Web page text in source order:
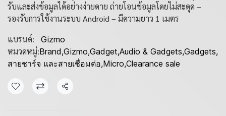
รับและส่งข้อมูลได้อย่างง่ายดาย ถ่ายโอนข้อมูลโดยไม่สะดุด –
รองรับการใช้งานระบบ Android – มีความยาว 1 เมตร
แบรนด์:
Gizmo
หมวดหมู่:Brand,Gizmo,Gadget,Audio & Gadgets,Gadgets,
สายชาร์จ และสายเชื่อมต่อ,Micro,Clearance sale
แชร์